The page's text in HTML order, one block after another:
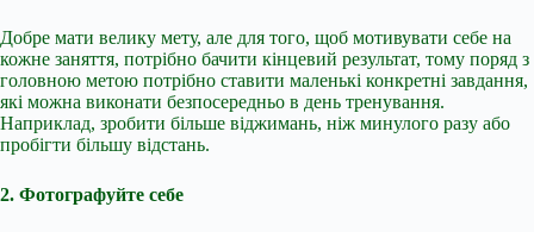
Добре мати велику мету, але для того, щоб мотивувати себе на
кожне заняття, потрібно бачити кінцевий результат, тому поряд з
головною метою потрібно ставити маленькі конкретні завдання,
які можна виконати безпосередньо в день тренування.
Наприклад, зробити більше віджимань, ніж минулого разу або
пробігти більшу відстань.
2. Фотографуйте себе